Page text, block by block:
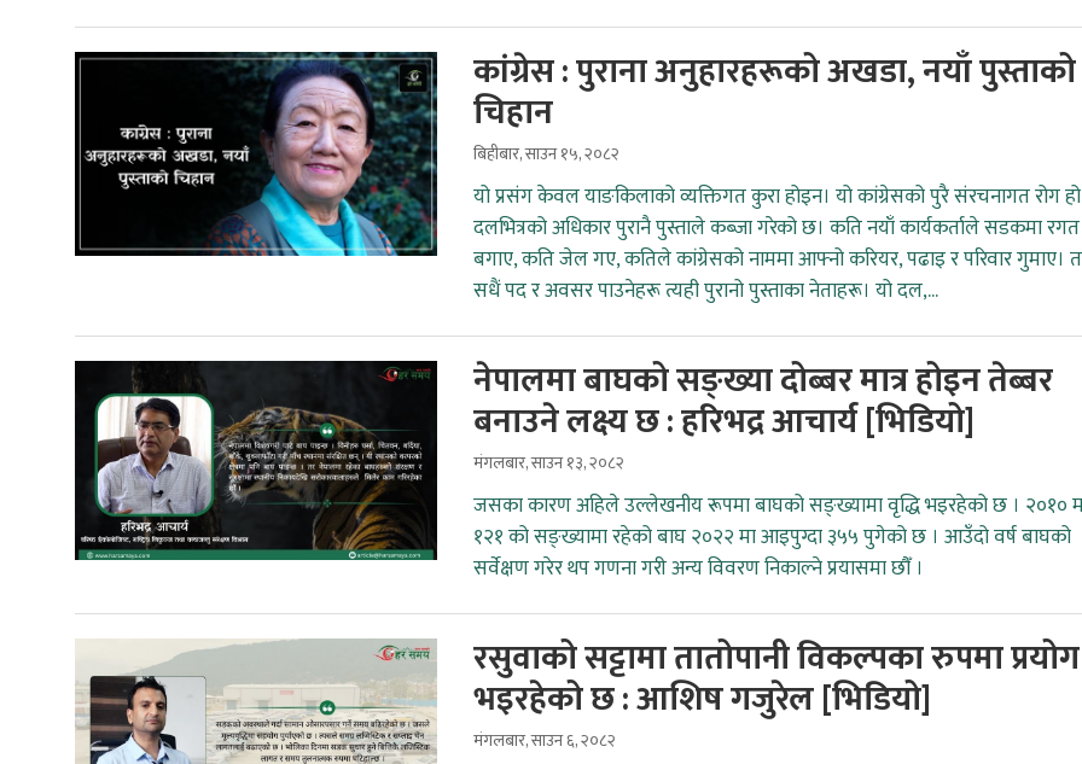
कांग्रेस : पुराना अनुहारहरूको अखडा, नयाँ पुस्ताको
चिहान
बिहीबार, साउन १५, २०८२
यो प्रसंग केवल याङकिलाको व्यक्तिगत कुरा होइन। यो कांग्रेसको पुरै संरचनागत रोग
दलभित्रको अधिकार पुरानै पुस्ताले कब्जा गरेको छ। कति नयाँ कार्यकर्ताले सडकमा रगत
बगाए, कति जेल गए, कतिले कांग्रेसको नाममा आफ्नो करियर, पढाइ र परिवार गुमाए।
सधैं पद र अवसर पाउनेहरू त्यही पुरानो पुस्ताका नेताहरू। यो दल,...
नेपालमा बाघको सङ्ख्या दोब्बर मात्र होइन तेब्बर
बनाउने लक्ष्य छ : हरिभद्र आचार्य [भिडियो] ​​​​​
मंगलबार, साउन १३, २०८२
जसका कारण अहिले उल्लेखनीय रूपमा बाघको सङ्ख्यामा वृद्धि भइरहेको छ । २०१०
१२१ को सङ्ख्यामा रहेको बाघ २०२२ मा आइपुग्दा ३५५ पुगेको छ । आउँदो वर्ष बाघको
सर्वेक्षण गरेर थप गणना गरी अन्य विवरण निकाल्ने प्रयासमा छौँ ।
रसुवाको सट्टामा तातोपानी विकल्पका रुपमा प्रयोग
भइरहेको छ : आशिष गजुरेल [भिडियो]
मंगलबार, साउन ६, २०८२